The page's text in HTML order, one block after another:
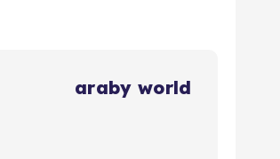
araby world